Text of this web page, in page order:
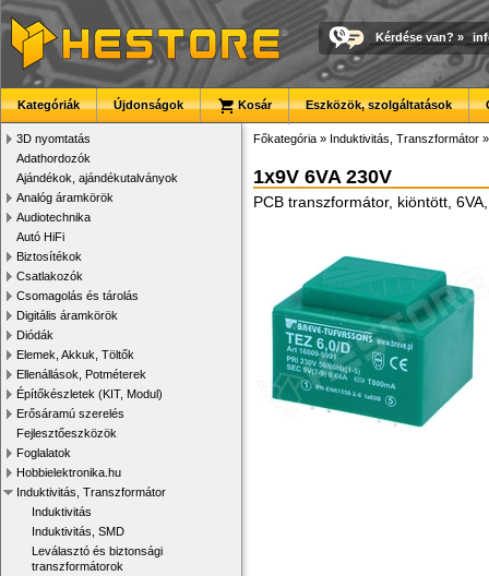
Kérdése van? »
Kategóriák Újdonságok Kosár Eszközök, szolgáltatások
3D nyomtatás
Adathordozók
Ajándékok, ajándékutalványok
Analóg áramkörök
Audiotechnika
Autó HiFi
Biztosítékok
Csatlakozók
Csomagolás és tárolás
Digitális áramkörök
Diódák
Elemek, Akkuk, Töltők
Ellenállások, Potméterek
Építőkészletek (KIT, Modul)
Erősáramú szerelés
Fejlesztőeszközök
Foglalatok
Hobbielektronika.hu
Induktivitás, Transzformátor
Induktivitás
Induktivitás, SMD
Leválasztó és biztonsági
transzformátorok
Főkategória » Induktivitás, Transzformátor
1x9V 6VA 230V
PCB transzformátor, kiöntött,